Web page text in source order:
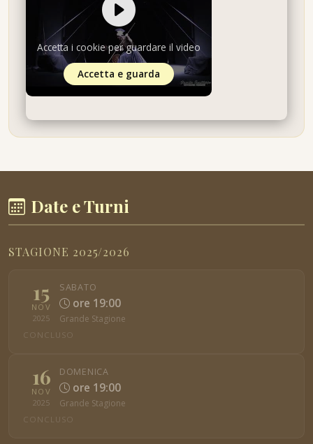
Accetta i cookie per guardare il video
Accetta e guarda
Date e Turni
STAGIONE 2025/2026
15
NOV
2025
SABATO
ore 19:00
Grande Stagione
CONCLUSO
16
NOV
2025
DOMENICA
ore 19:00
Grande Stagione
CONCLUSO